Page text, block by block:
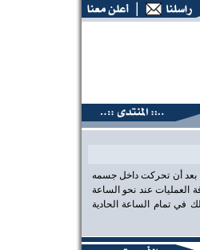
البحرين، عين على
بعد أن تحركت داخل جسمه
عند نحو الساعة
تمام الساعة الحادية